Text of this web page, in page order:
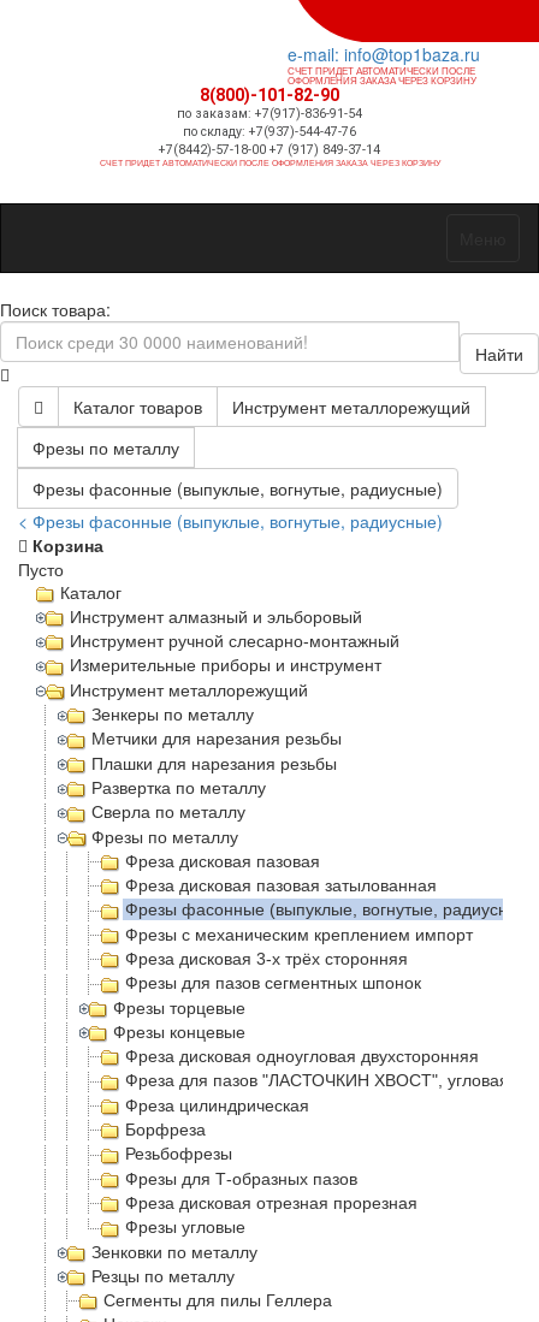
e-mail: info@top1baza.ru
СЧЕТ ПРИДЕТ АВТОМАТИЧЕСКИ ПОСЛЕ
ОФОРМЛЕНИЯ ЗАКАЗА ЧЕРЕЗ КОРЗИНУ
8(800)-101-82-90
по заказам: +7(917)-836-91-54
по складу: +7(937)-544-47-76
+7(8442)-57-18-00 +7 (917) 849-37-14
СЧЕТ ПРИДЕТ АВТОМАТИЧЕСКИ ПОСЛЕ ОФОРМЛЕНИЯ ЗАКАЗА ЧЕРЕЗ КОРЗИНУ
Поиск товара:
Найти
Каталог товаров
Инструмент металлорежущий
Фрезы по металлу
Фрезы фасонные (выпуклые, вогнутые, радиусные)
< Фрезы фасонные (выпуклые, вогнутые, радиусные)
Корзина
Пусто
Каталог
Инструмент алмазный и эльборовый
Инструмент ручной слесарно-монтажный
Измерительные приборы и инструмент
Инструмент металлорежущий
Зенкеры по металлу
Метчики для нарезания резьбы
Плашки для нарезания резьбы
Развертка по металлу
Сверла по металлу
Фрезы по металлу
Фреза дисковая пазовая
Фреза дисковая пазовая затылованная
Фрезы фасонные (выпуклые, вогнутые, радиусные)
Фрезы с механическим креплением импорт
Фреза дисковая 3-х трёх сторонняя
Фрезы для пазов сегментных шпонок
Фрезы торцевые
Фрезы концевые
Фреза дисковая одноугловая двухсторонняя
Фреза для пазов "ЛАСТОЧКИН ХВОСТ", угловая
Фреза цилиндрическая
Борфреза
Резьбофрезы
Фрезы для Т-образных пазов
Фреза дисковая отрезная прорезная
Фрезы угловые
Зенковки по металлу
Резцы по металлу
Сегменты для пилы Геллера